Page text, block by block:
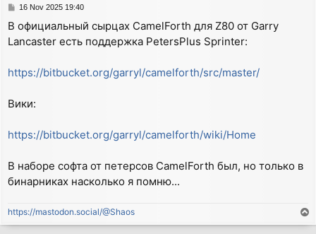
P
s
t
16 Nov 2025 19:40
В официальный сырцах CamelForth для Z80 от Garry
Lancaster есть поддержка PetersPlus Sprinter:
https://bitbucket.org/garryl/camelforth/src/master/
Вики:
https://bitbucket.org/garryl/camelforth/wiki/Home
В наборе софта от петерсов CamelForth был, но только в
бинарниках насколько я помню...
https://mastodon.social/@Shaos
o